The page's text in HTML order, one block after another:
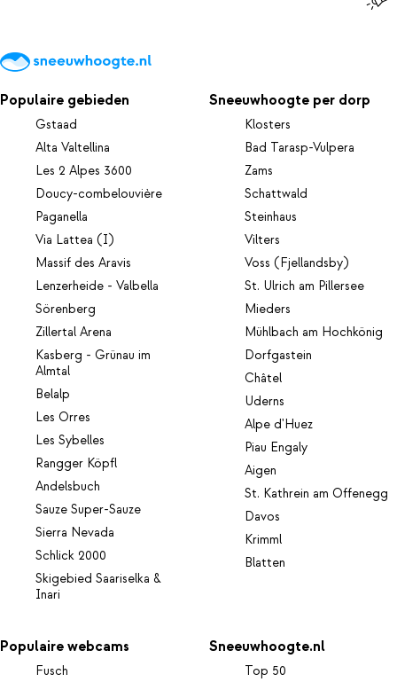
Populaire gebieden
Gstaad
Alta Valtellina
Les 2 Alpes 3600
Doucy-combelouvière
Paganella
Via Lattea (I)
Massif des Aravis
Lenzerheide - Valbella
Sörenberg
Zillertal Arena
Kasberg - Grünau im
Almtal
Belalp
Les Orres
Les Sybelles
Rangger Köpfl
Andelsbuch
Sauze Super-Sauze
Sierra Nevada
Schlick 2000
Skigebied Saariselka &
Inari
Sneeuwhoogte per dorp
Klosters
Bad Tarasp-Vulpera
Zams
Schattwald
Steinhaus
Vilters
Voss (Fjellandsby)
St. Ulrich am Pillersee
Mieders
Mühlbach am Hochkönig
Dorfgastein
Châtel
Uderns
Alpe d'Huez
Piau Engaly
Aigen
St. Kathrein am Offenegg
Davos
Krimml
Blatten
Populaire webcams
Fusch
Sneeuwhoogte.nl
Top 50